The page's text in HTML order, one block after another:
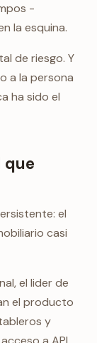
-
la esquina.
de riesgo. Y
a la persona
ha sido el
que
el
casi
el lider de
el producto
y